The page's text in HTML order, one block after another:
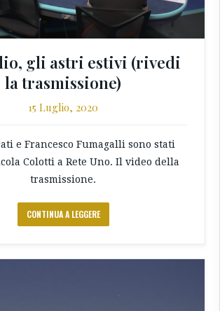
gli astri estivi (rivedi
la trasmissione)
15 Luglio, 2020
e Francesco Fumagalli sono stati
Colotti a Rete Uno. Il video della
trasmissione.
CONTINUA A LEGGERE